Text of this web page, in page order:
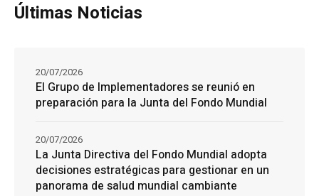
Últimas Noticias
El Grupo de Implementadores se reunió en
preparación para la Junta del Fondo Mundial
20/07/2026
La Junta Directiva del Fondo Mundial adopta
decisiones estratégicas para gestionar en un
panorama de salud mundial cambiante
20/07/2026